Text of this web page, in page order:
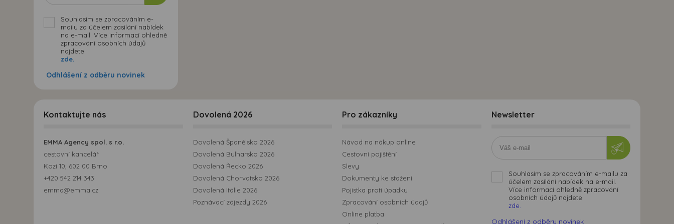
Souhlasím se zpracováním e-
mailu za účelem zasílání nabídek
na e-mail. Více informací ohledně
zpracování osobních údajů
najdete
zde.
Odhlášení z odběru novinek
Kontaktujte nás
EMMA Agency spol. s r.o.
cestovní kancelář
Kozí 10, 602 00 Brno
+420 542 214 343
emma@emma.cz
Dovolená 2026
Dovolená Španělsko 2026
Dovolená Bulharsko 2026
Dovolená Řecko 2026
Dovolená Chorvatsko 2026
Dovolená Itálie 2026
Poznávací zájezdy 2026
Pro zákazníky
Návod na nákup online
Cestovní pojištění
Slevy
Dokumenty ke stažení
Pojistka proti úpadku
Zpracování osobních údajů
Online platba
Newsletter
Souhlasím se zpracováním e-mailu za
účelem zasílání nabídek na e-mail.
Více informací ohledně zpracování
osobních údajů najdete
zde.
Odhlášení z odběru novinek